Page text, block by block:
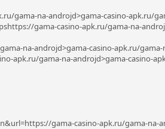
gama-na-androjd>gama-casino-apk.ru/
gama-casino-apk.ru/gama-na-
na-androjd>gama-casino-apk.ru/gama-
apk.ru/gama-na-androjd>gama-casino-
gama-casino-apk.ru/gama-na-